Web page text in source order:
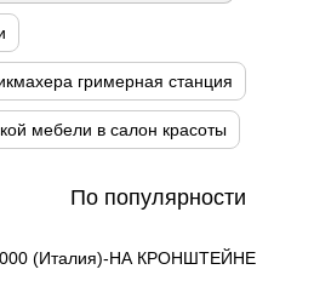
гримерная станция
мебели в салон красоты
По популярности